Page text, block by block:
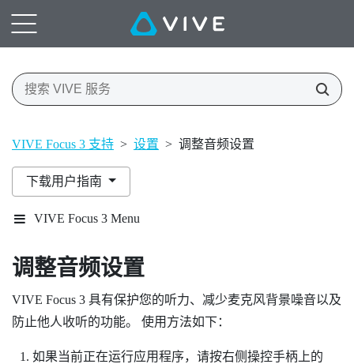
VIVE Focus 3 支持 > 设置 > 调整音频设置
下载用户指南
VIVE Focus 3 Menu
调整音频设置
VIVE Focus 3 具有保护您的听力、减少麦克风背景噪音以及
防止他人收听的功能。 使用方法如下：
如果当前正在运行应用程序，请按右侧操控手柄上的